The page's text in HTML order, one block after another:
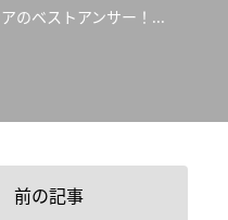
のベストアンサー！...
前の記事